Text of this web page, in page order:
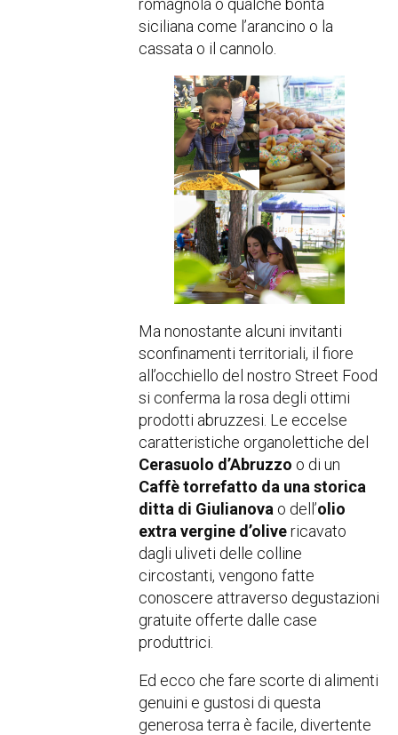
romagnola o qualche bontà
siciliana come l’arancino o la
cassata o il cannolo.
Ma nonostante alcuni invitanti
sconfinamenti territoriali, il fiore
all’occhiello del nostro Street Food
si conferma la rosa degli ottimi
prodotti abruzzesi. Le eccelse
caratteristiche organolettiche del
Cerasuolo d’Abruzzo o di un
Caffè torrefatto da una storica
ditta di Giulianova o dell’olio
extra vergine d’olivericavato
dagli uliveti delle colline
circostanti, vengono fatte
conoscere attraverso degustazioni
gratuite offerte dalle case
produttrici.
Ed ecco che fare scorte di alimenti
genuini e gustosi di questa
generosa terra è facile, divertente